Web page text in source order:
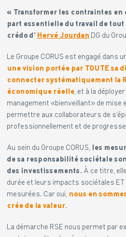
« Transformer les contraintes
part essentielle du travail de
crédo d’ Hervé Jourdan DG du
Le Groupe CORUS est engagé dans
une vision portée par TOUTE sa
connecter systématiquement la
économique réelle, et à la
management «bienveillant» de mise
permettre aux collaborateurs de
professionnellement et de
Au sein du Groupe CORUS, les
de sa responsabilité sociétale
des investissements. À ce titre,
durée et leurs impacts sociétales
mesurées. Car oui, nous en
crée de la valeur.
La démarche RSE nous permet par